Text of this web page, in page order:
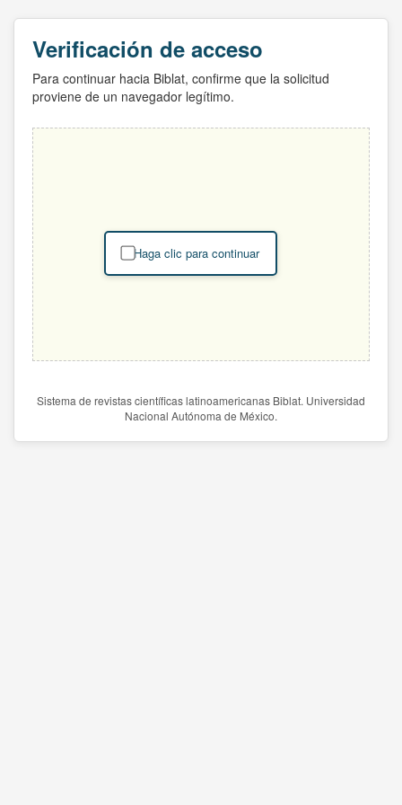
Verificación de acceso
Para continuar hacia Biblat, confirme que la solicitud
proviene de un navegador legítimo.
Haga clic para continuar
Sistema de revistas científicas latinoamericanas Biblat. Universidad
Nacional Autónoma de México.